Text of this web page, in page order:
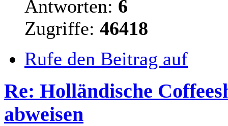
Antworten: 6
Zugriffe: 46418
Rufe den Beitrag auf
Re: Holländische
abweisen